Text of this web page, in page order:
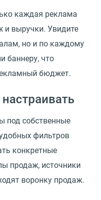
каждая реклама
и выручки. Увидите
но и по каждому
баннеру, что
бюджет.
под собственные
фильтров
конкретные
продаж, источники
воронку продаж.